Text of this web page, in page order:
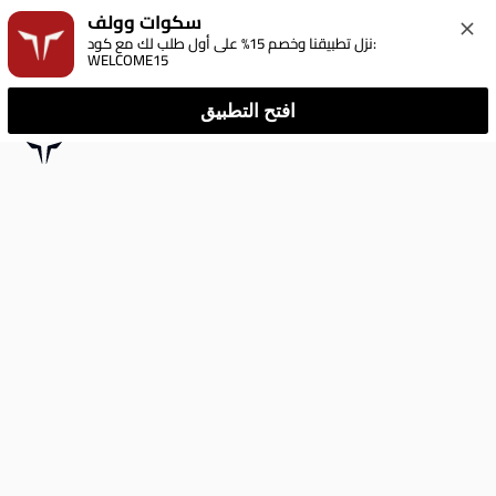
سكوات وولف
نزل تطبيقنا وخصم 15% على أول طلب لك مع كود:
WELCOME15
افتح التطبيق